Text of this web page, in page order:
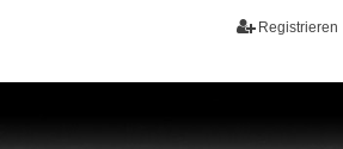
Registrieren